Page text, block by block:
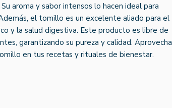
aroma y sabor intensos lo hacen ideal para
el tomillo es un excelente aliado para el
y la salud digestiva. Este producto es libre de
garantizando su pureza y calidad. Aprovecha
en tus recetas y rituales de bienestar.